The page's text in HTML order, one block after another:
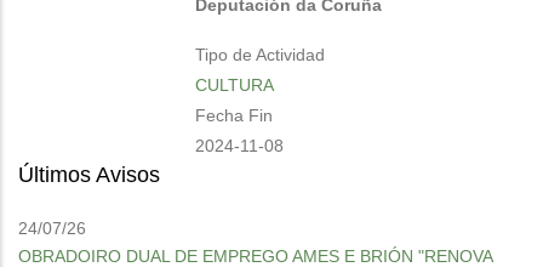
Deputación da Coruña
Tipo de Actividad
CULTURA
Fecha Fin
2024-11-08
Últimos Avisos
24/07/26
OBRADOIRO DUAL DE EMPREGO AMES E BRIÓN "RENOVA